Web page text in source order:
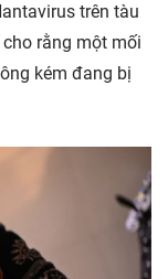
trên tàu
rằng một mối
kém đang bị